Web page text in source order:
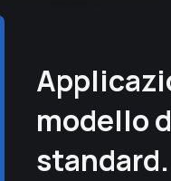
modello
standard.